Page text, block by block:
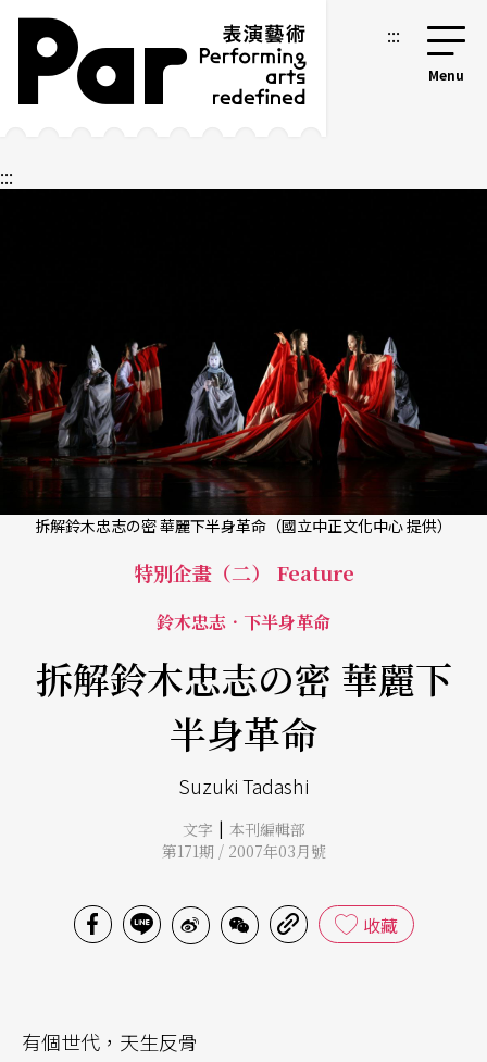
跳到主要內容區塊
網站導覽 :::
:::
拆解鈴木忠志の密 華麗下半身革命（國立中正文化中心 提供）
特別企畫（二） Feature
鈴木忠志．下半身革命
拆解鈴木忠志の密 華麗下
半身革命
Suzuki Tadashi
文字 | 本刊編輯部
第171期 / 2007年03月號
收藏
有個世代，天生反骨